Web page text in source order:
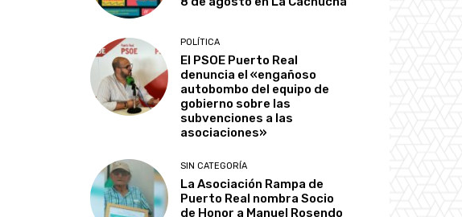
POLÍTICA
El PSOE Puerto Real
denuncia el «engañoso
autobombo del equipo de
gobierno sobre las
subvenciones a las
asociaciones»
SIN CATEGORÍA
La Asociación Rampa de
Puerto Real nombra Socio
de Honor a Manuel Rosendo